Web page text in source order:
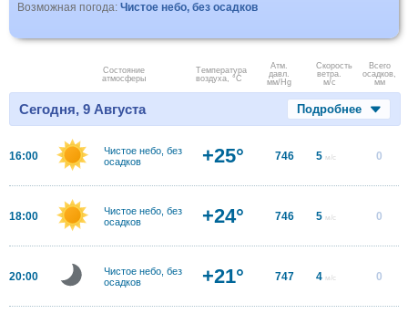
Возможная погода: Чистое небо, без осадков
Состояние
атмосферы
Температура
воздуха, °C
Атм.
давл.
мм/Hg
Скорость
ветра.
м/с
Всего
осадков,
мм
Сегодня, 9 Августа Подробнее
16:00
Чистое небо, без
осадков
+25° 746 5 м/с 0
18:00
Чистое небо, без
осадков
+24° 746 5 м/с 0
20:00
Чистое небо, без
осадков
+21° 747 4 м/с 0